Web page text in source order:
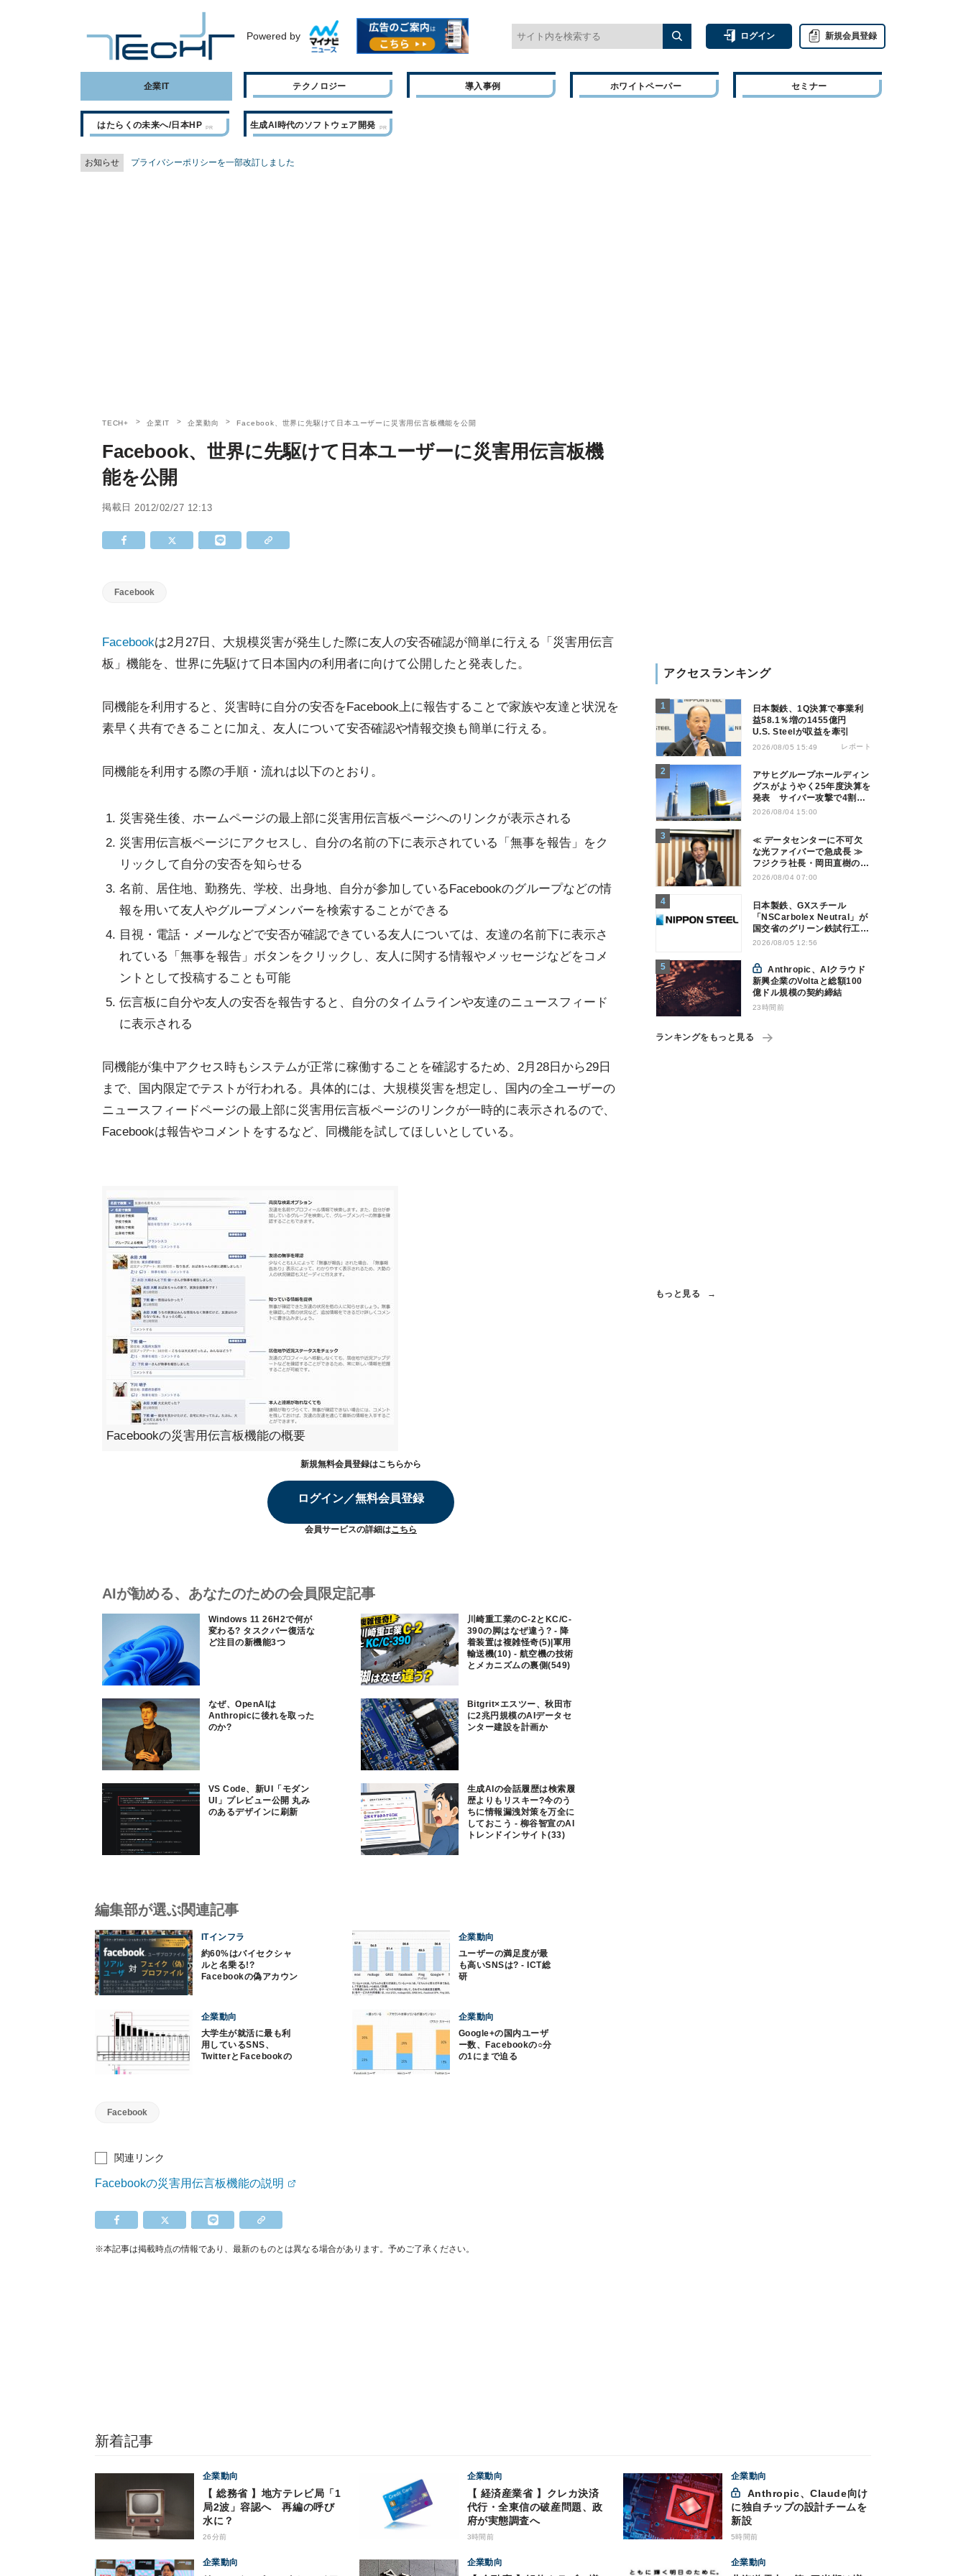
Powered by ログイン 新規会員登録
企業IT テクノロジー 導入事例 ホワイトペーパー セミナー
はたらくの未来へ/日本HP 生成AI時代のソフトウェア開発
お知らせ プライバシーポリシーを一部改訂しました
TECH+ 企業IT 企業動向 Facebook、世界に先駆けて日本ユーザーに災害用伝言板機能を公開
Facebook、世界に先駆けて日本ユーザーに災害用伝言板機
能を公開
掲載日 2012/02/27 12:13
Facebook
Facebookは2月27日、大規模災害が発生した際に友人の安否確認が簡単に行える「災害用伝言
板」機能を、世界に先駆けて日本国内の利用者に向けて公開したと発表した。
同機能を利用すると、災害時に自分の安否をFacebook上に報告することで家族や友達と状況を
素早く共有できることに加え、友人について安否確認や情報交換も簡単に行える。
同機能を利用する際の手順・流れは以下のとおり。
災害発生後、ホームページの最上部に災害用伝言板ページへのリンクが表示される
災害用伝言板ページにアクセスし、自分の名前の下に表示されている「無事を報告」をク
リックして自分の安否を知らせる
名前、居住地、勤務先、学校、出身地、自分が参加しているFacebookのグループなどの情
報を用いて友人やグループメンバーを検索することができる
目視・電話・メールなどで安否が確認できている友人については、友達の名前下に表示さ
れている「無事を報告」ボタンをクリックし、友人に関する情報やメッセージなどをコメ
ントとして投稿することも可能
伝言板に自分や友人の安否を報告すると、自分のタイムラインや友達のニュースフィード
に表示される
同機能が集中アクセス時もシステムが正常に稼働することを確認するため、2月28日から29日
まで、国内限定でテストが行われる。具体的には、大規模災害を想定し、国内の全ユーザーの
ニュースフィードページの最上部に災害用伝言板ページのリンクが一時的に表示されるので、
Facebookは報告やコメントをするなど、同機能を試してほしいとしている。
Facebookの災害用伝言板機能の概要
新規無料会員登録はこちらから
ログイン／無料会員登録
会員サービスの詳細はこちら
AIが勧める、あなたのための会員限定記事
Windows 11 26H2で何が
変わる? タスクバー復活な
ど注目の新機能3つ
川崎重工業のC-2とKC/C-
390の脚はなぜ違う? - 降
着装置は複雑怪奇(5)|軍用
輸送機(10) - 航空機の技術
とメカニズムの裏側(549)
なぜ、OpenAIは
Anthropicに後れを取った
のか?
Bitgrit×エスツー、秋田市
に2兆円規模のAIデータセ
ンター建設を計画か
VS Code、新UI「モダン
UI」プレビュー公開 丸み
のあるデザインに刷新
生成AIの会話履歴は検索履
歴よりもリスキー?今のう
ちに情報漏洩対策を万全に
しておこう - 柳谷智宣のAI
トレンドインサイト(33)
アクセスランキング
日本製鉄、1Q決算で事業利
益58.1％増の1455億円
U.S. Steelが収益を牽引
2026/08/05 15:49 レポート
アサヒグループホールディン
グスがようやく25年度決算を
発表 サイバー攻撃で4割減
益
2026/08/04 15:00
≪ データセンターに不可欠
な光ファイバーで急成長 ≫
フジクラ社長・岡田直樹の技
術論「見えない技術優位性、
2026/08/04 07:00
日本製鉄、GXスチール
「NSCarbolex Neutral」が
国交省のグリーン鉄試行工事
に採用
2026/08/05 12:56
Anthropic、AIクラウド
新興企業のVoltaと総額100
億ドル規模の契約締結
23時間前
ランキングをもっと見る
もっと見る
編集部が選ぶ関連記事
ITインフラ
約60%はバイセクシャ
ルと名乗る!?
Facebookの偽アカウン
企業動向
ユーザーの満足度が最
も高いSNSは? - ICT総
研
企業動向
大学生が就活に最も利
用しているSNS、
TwitterとFacebookの
企業動向
Google+の国内ユーザ
ー数、Facebookの○分
の1にまで迫る
Facebook
関連リンク
Facebookの災害用伝言板機能の説明
※本記事は掲載時点の情報であり、最新のものとは異なる場合があります。予めご了承ください。
新着記事
企業動向
【 総務省 】地方テレビ局「1
局2波」容認へ 再編の呼び
水に？
26分前
企業動向
【 経済産業省 】クレカ決済
代行・全東信の破産問題、政
府が実態調査へ
3時間前
企業動向
に独自チップの設計チームを
新設
5時間前
企業動向 企業動向 企業動向